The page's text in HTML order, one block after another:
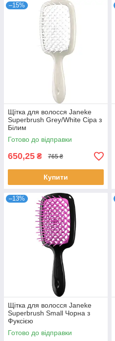
–15%
Щітка для волосся Janeke
Superbrush Grey/White Сіра з
Білим
Готово до відправки
650,25 ₴ 765 ₴
Купити
–13%
Щітка для волосся Janeke
Superbrush Small Чорна з
Фуксією
Готово до відправки